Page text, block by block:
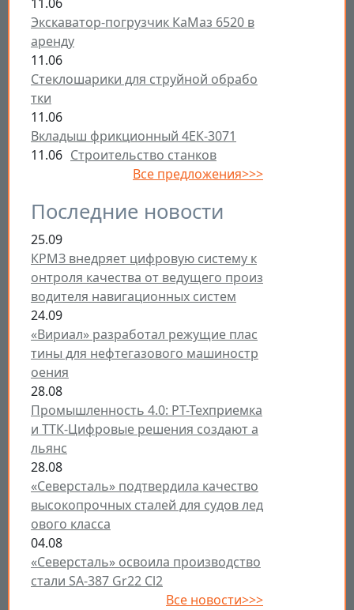
Экскаватор-погрузчик КаМаз 6520 в
аренду
11.06
Стеклошарики для струйной обрабо
тки
11.06
Вкладыш фрикционный 4ЕК-3071
11.06 Строительство станков
Все предложения>>>
Последние новости
25.09
КРМЗ внедряет цифровую систему к
онтроля качества от ведущего произ
водителя навигационных систем
24.09
«Вириал» разработал режущие плас
тины для нефтегазового машиностр
оения
28.08
Промышленность 4.0: РТ-Техприемка
и ТТК-Цифровые решения создают а
льянс
28.08
«Северсталь» подтвердила качество
высокопрочных сталей для судов лед
ового класса
04.08
«Северсталь» освоила производство
стали SA-387 Gr22 Cl2
Все новости>>>